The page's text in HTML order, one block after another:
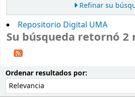
Refinar su
Repositorio Digital UMA
Su búsqueda retornó 2
Ordenar resultados por: